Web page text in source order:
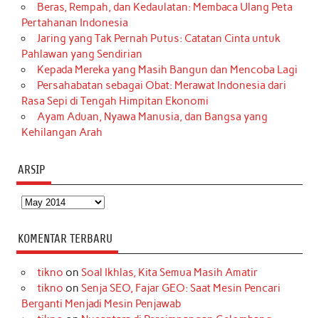
Beras, Rempah, dan Kedaulatan: Membaca Ulang Peta
Pertahanan Indonesia
Jaring yang Tak Pernah Putus: Catatan Cinta untuk
Pahlawan yang Sendirian
Kepada Mereka yang Masih Bangun dan Mencoba Lagi
Persahabatan sebagai Obat: Merawat Indonesia dari
Rasa Sepi di Tengah Himpitan Ekonomi
Ayam Aduan, Nyawa Manusia, dan Bangsa yang
Kehilangan Arah
ARSIP
Arsip
KOMENTAR TERBARU
tikno on Soal Ikhlas, Kita Semua Masih Amatir
tikno on Senja SEO, Fajar GEO: Saat Mesin Pencari
Berganti Menjadi Mesin Penjawab